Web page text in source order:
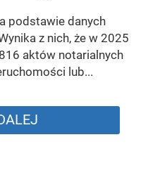
podstawie danych
z nich, że w 2025
aktów notarialnych
lub...